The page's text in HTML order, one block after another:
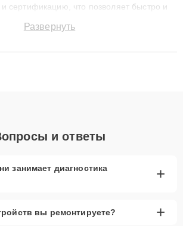
сертификацию, что позволяет быстро и
до 3 лет. Наши мастера решают
Развернуть
и ответы
занимает диагностика
+
вы ремонтируете? +